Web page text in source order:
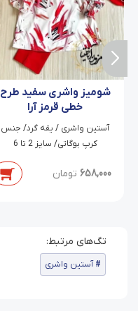
شومیز واشری سفید طرح
خطی قرمز آرا
آستین واشری / یقه گرد/ جنس
کرپ بوگاتی/ سایز 2 تا 6
658,000 تومان
آستین واشری